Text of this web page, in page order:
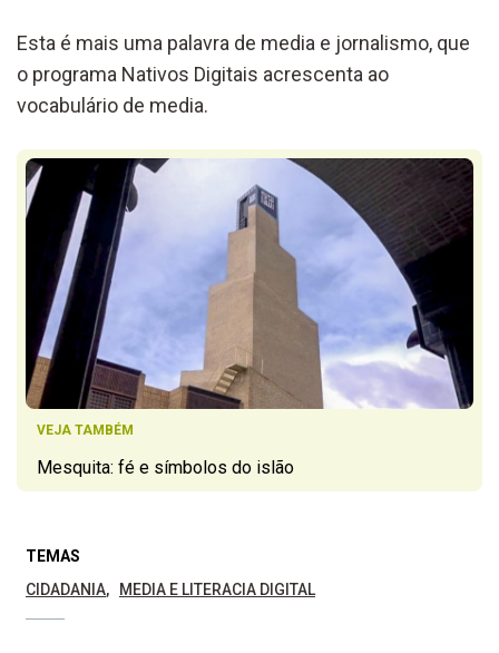
Esta é mais uma palavra de media e jornalismo, que
o programa Nativos Digitais acrescenta ao
vocabulário de media.
VEJA TAMBÉM
Mesquita: fé e símbolos do islão
TEMAS
CIDADANIA
MEDIA E LITERACIA DIGITAL